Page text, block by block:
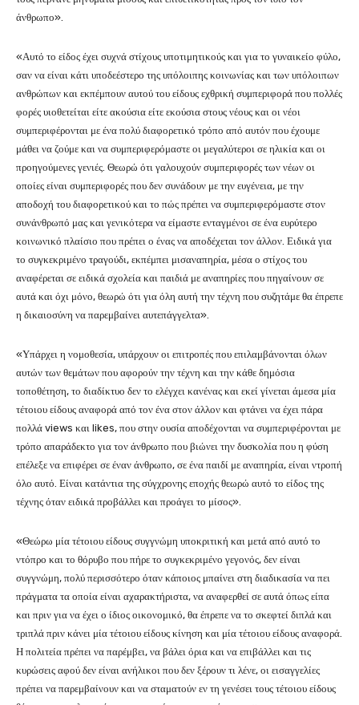
άνθρωπο».
«Αυτό το είδος έχει συχνά στίχους υποτιμητικούς και για το γυναικείο φύλο,
σαν να είναι κάτι υποδεέστερο της υπόλοιπης κοινωνίας και των υπόλοιπων
ανθρώπων και εκπέμπουν αυτού του είδους εχθρική συμπεριφορά που πολλές
φορές υιοθετείται είτε ακούσια είτε εκούσια στους νέους και οι νέοι
συμπεριφέρονται με ένα πολύ διαφορετικό τρόπο από αυτόν που έχουμε
μάθει να ζούμε και να συμπεριφερόμαστε οι μεγαλύτεροι σε ηλικία και οι
προηγούμενες γενιές. Θεωρώ ότι γαλουχούν συμπεριφορές των νέων οι
οποίες είναι συμπεριφορές που δεν συνάδουν με την ευγένεια, με την
αποδοχή του διαφορετικού και το πώς πρέπει να συμπεριφερόμαστε στον
συνάνθρωπό μας και γενικότερα να είμαστε ενταγμένοι σε ένα ευρύτερο
κοινωνικό πλαίσιο που πρέπει ο ένας να αποδέχεται τον άλλον. Ειδικά για
το συγκεκριμένο τραγούδι, εκπέμπει μισαναπηρία, μέσα ο στίχος του
αναφέρεται σε ειδικά σχολεία και παιδιά με αναπηρίες που πηγαίνουν σε
αυτά και όχι μόνο, θεωρώ ότι για όλη αυτή την τέχνη που συζητάμε θα έπρεπε
η δικαιοσύνη να παρεμβαίνει αυτεπάγγελτα».
«Υπάρχει η νομοθεσία, υπάρχουν οι επιτροπές που επιλαμβάνονται όλων
αυτών των θεμάτων που αφορούν την τέχνη και την κάθε δημόσια
τοποθέτηση, το διαδίκτυο δεν το ελέγχει κανένας και εκεί γίνεται άμεσα μία
τέτοιου είδους αναφορά από τον ένα στον άλλον και φτάνει να έχει πάρα
πολλά views και likes, που στην ουσία αποδέχονται να συμπεριφέρονται με
τρόπο απαράδεκτο για τον άνθρωπο που βιώνει την δυσκολία που η φύση
επέλεξε να επιφέρει σε έναν άνθρωπο, σε ένα παιδί με αναπηρία, είναι ντροπή
όλο αυτό. Είναι κατάντια της σύγχρονης εποχής θεωρώ αυτό το είδος της
τέχνης όταν ειδικά προβάλλει και προάγει το μίσος».
«Θεώρω μία τέτοιου είδους συγγνώμη υποκριτική και μετά από αυτό το
ντόπρο και το θόρυβο που πήρε το συγκεκριμένο γεγονός, δεν είναι
συγγνώμη, πολύ περισσότερο όταν κάποιος μπαίνει στη διαδικασία να πει
πράγματα τα οποία είναι αχαρακτήριστα, να αναφερθεί σε αυτά όπως είπα
και πριν για να έχει ο ίδιος οικονομικό, θα έπρεπε να το σκεφτεί διπλά και
τριπλά πριν κάνει μία τέτοιου είδους κίνηση και μία τέτοιου είδους αναφορά.
Η πολιτεία πρέπει να παρέμβει, να βάλει όρια και να επιβάλλει και τις
κυρώσεις αφού δεν είναι ανήλικοι που δεν ξέρουν τι λένε, οι εισαγγελίες
πρέπει να παρεμβαίνουν και να σταματούν εν τη γενέσει τους τέτοιου είδους